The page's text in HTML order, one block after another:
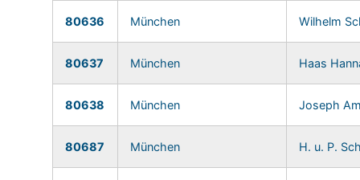
80636 München Wilhelm
80637 München Haas
80638 München Joseph
80687 München H. u. P.